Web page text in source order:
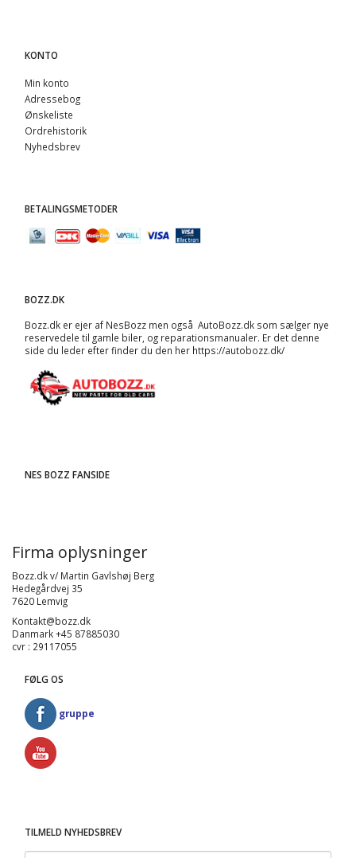
KONTO
Min konto
Adressebog
Ønskeliste
Ordrehistorik
Nyhedsbrev
BETALINGSMETODER
BOZZ.DK
Bozz.dk er ejer af NesBozz men også AutoBozz.dk som sælger nye
reservedele til gamle biler, og reparationsmanualer. Er det denne
side du leder efter finder du den her https://autobozz.dk/
NES BOZZ FANSIDE
Firma oplysninger
Bozz.dk v/ Martin Gavlshøj Berg
Hedegårdvej 35
7620 Lemvig
Kontakt@bozz.dk
Danmark +45 87885030
cvr : 29117055
FØLG OS
gruppe
TILMELD NYHEDSBREV